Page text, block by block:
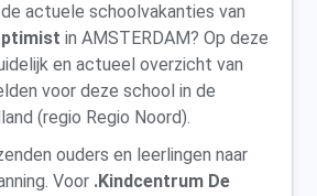
actuele schoolvakanties van
in AMSTERDAM? Op deze
en actueel overzicht van
voor deze school in de
(regio Regio Noord).
ouders en leerlingen naar
Voor .Kindcentrum De